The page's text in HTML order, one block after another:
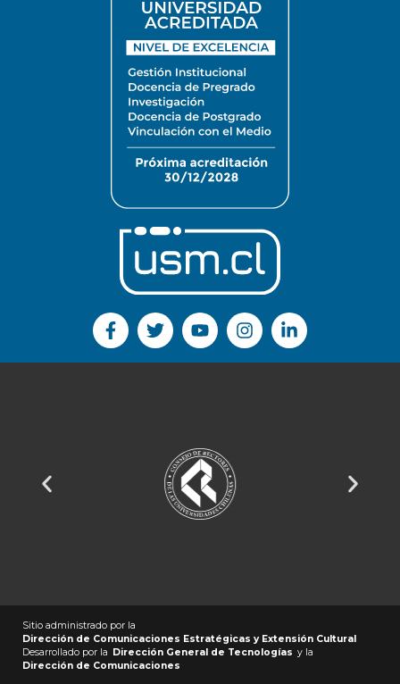
Sitio administrado por la
Dirección de Comunicaciones Estratégicas y Extensión Cultural
Desarrollado por la
Dirección General de Tecnologías y la
Dirección de Comunicaciones